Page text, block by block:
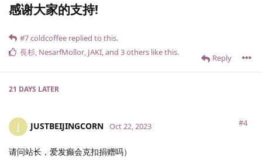
感谢大家的支持!
Reply
#7coldcoffee replied to this.
長杉, NesarfMollor, JAKI, and 3others like this.
21 DAYS LATER
J JUSTBEIJINGCORN #4
Oct 22, 2023
请问站长，爱发癫会克扣捐赠吗）